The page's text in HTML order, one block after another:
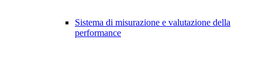
Sistema di misurazione e valutazione della
performance